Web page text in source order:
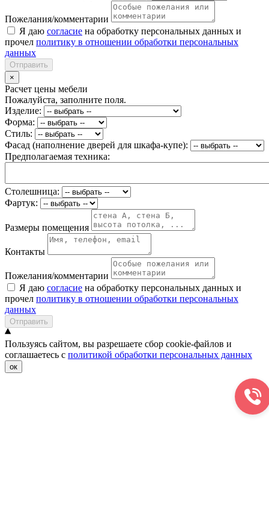
Пожелания/комментарии
Я даю согласие на обработку персональных данных и
прочел политику в отношении обработки персональных
данных
Отправить
×
Расчет цены мебели
Пожалуйста, заполните поля.
Изделие:
Форма:
Стиль:
Фасад (наполнение дверей для шкафа-купе):
Предполагаемая техника:
Столешница:
Фартук:
Размеры помещения
Контакты
Пожелания/комментарии
Я даю согласие на обработку персональных данных и
прочел политику в отношении обработки персональных
данных
Отправить
Пользуясь сайтом, вы разрешаете сбор cookie-файлов и
соглашаетесь с политикой обработки персональных данных
ок